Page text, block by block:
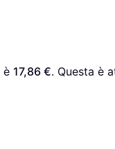
è 17,86 €. Questa è